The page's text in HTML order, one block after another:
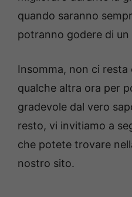
quando saranno
potranno godere di un
Insomma, non ci
qualche altra ora per
gradevole dal vero
resto, vi invitiamo a
che potete trovare
nostro sito.